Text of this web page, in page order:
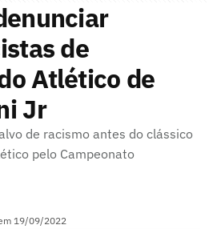
de
Atlético de
Jr
de racismo antes do clássico
pelo Campeonato
19/09/2022